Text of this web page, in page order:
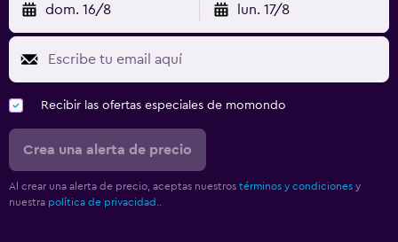
dom. 16/8 lun. 17/8
Recibir las ofertas especiales de momondo
Crea una alerta de precio
Al crear una alerta de precio, aceptas nuestros términos y condiciones y
nuestra política de privacidad.